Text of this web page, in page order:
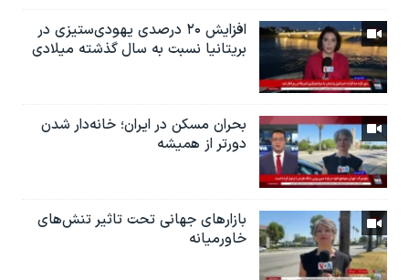
افزایش ۲۰ درصدی یهودی‌ستیزی در
بریتانیا نسبت به سال گذشته میلادی
بحران مسکن در ایران؛ خانه‌دار شدن
دورتر از همیشه
بازارهای جهانی تحت تاثیر تنش‌های
خاورمیانه